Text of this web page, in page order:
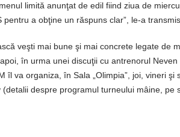
limită anunţat de edil fiind ziua de
pentru a obţine un răspuns clar”, le-a
veşti mai bune şi mai concrete legate de
în urma unei discuţii cu antrenorul
îl va organiza, în Sala „Olimpia”, joi, vineri
despre programul turneului mâine, pe